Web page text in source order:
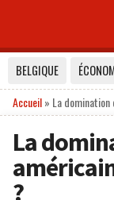
BELGIQUE
Accueil» La
La
?